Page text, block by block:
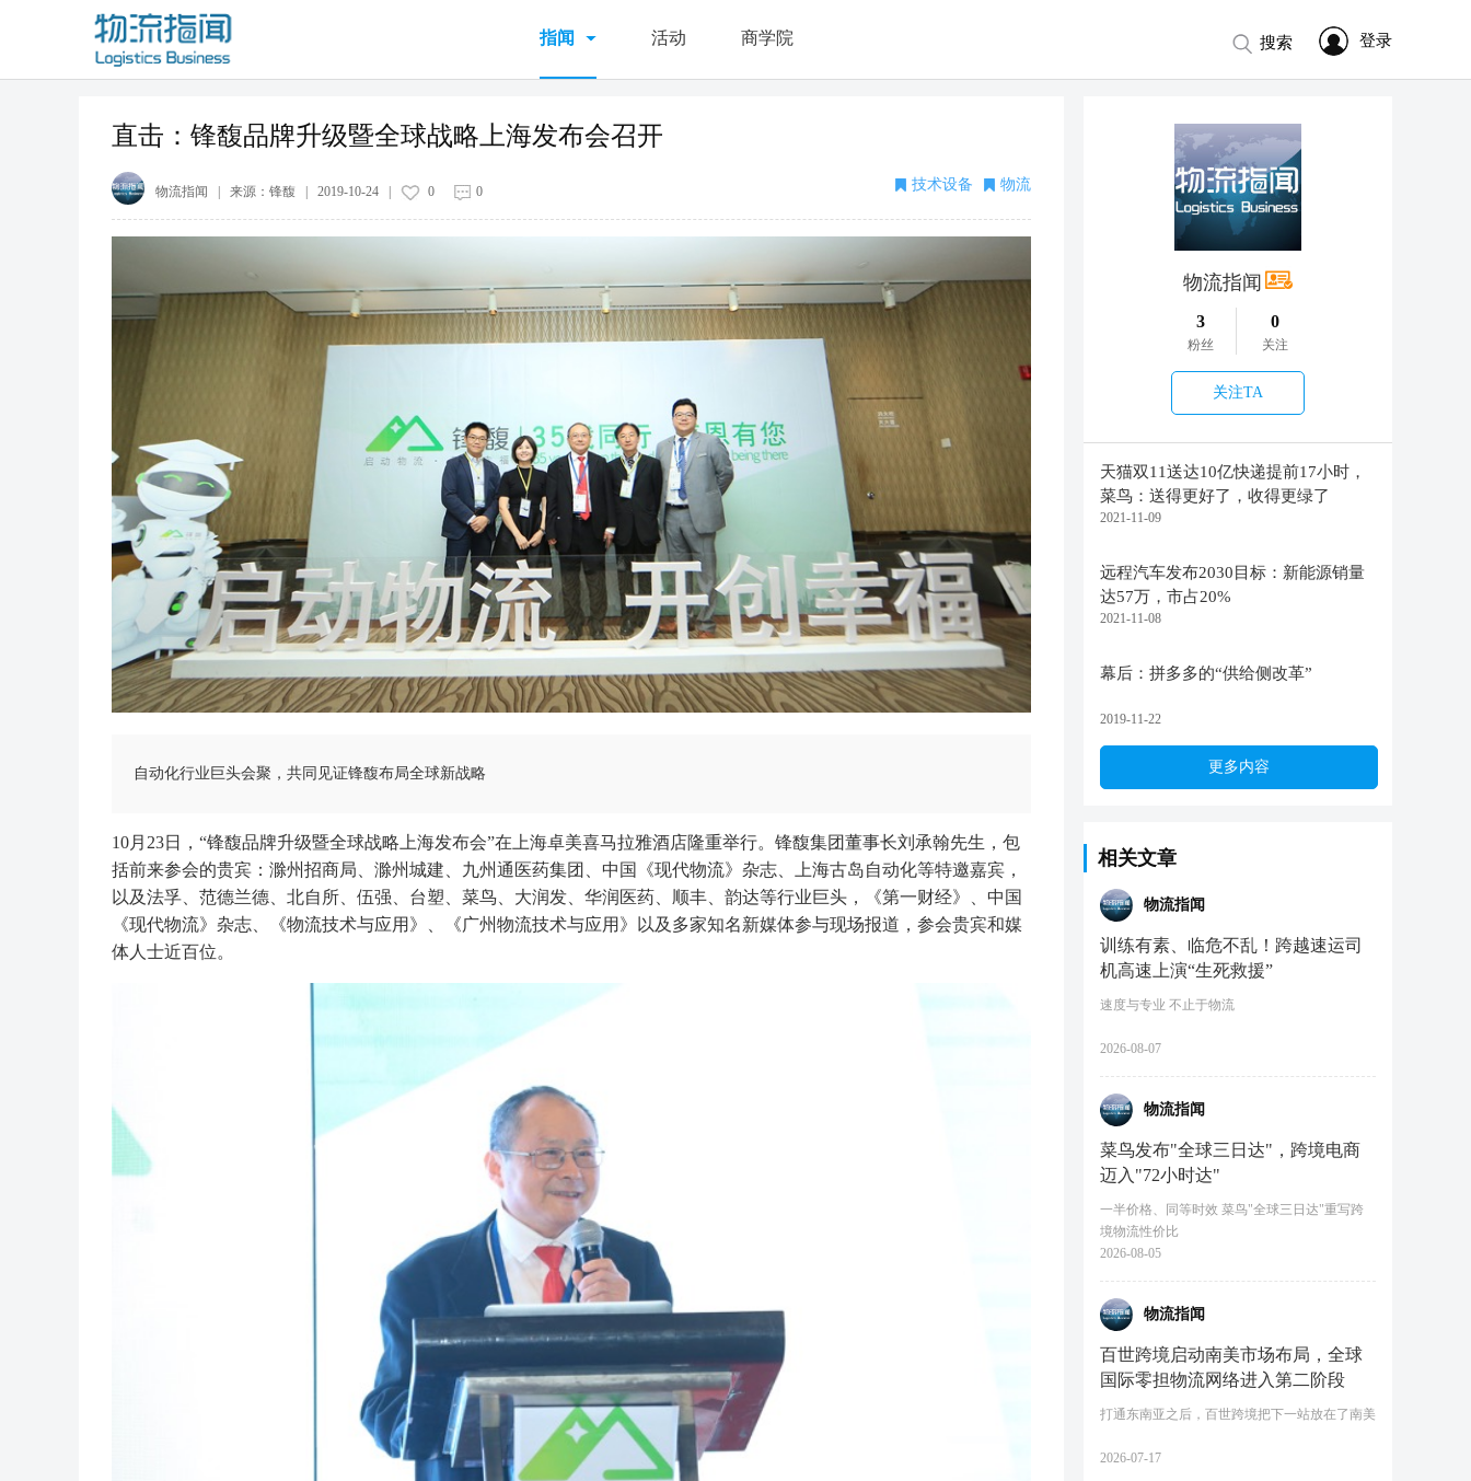
指闻 活动 商学院 登录
搜索
物流指闻
3
粉丝
0
关注
关注TA
天猫双11送达10亿快递提前17小时，
菜鸟：送得更好了，收得更绿了
2021-11-09
远程汽车发布2030目标：新能源销量
达57万，市占20%
2021-11-08
幕后：拼多多的“供给侧改革”
2019-11-22
更多内容
相关文章
物流指闻
训练有素、临危不乱！跨越速运司
机高速上演“生死救援”
速度与专业 不止于物流
2026-08-07
物流指闻
菜鸟发布"全球三日达"，跨境电商
迈入"72小时达"
一半价格、同等时效 菜鸟"全球三日达"重写跨
境物流性价比
2026-08-05
物流指闻
百世跨境启动南美市场布局，全球
国际零担物流网络进入第二阶段
打通东南亚之后，百世跨境把下一站放在了南美
2026-07-17
直击：锋馥品牌升级暨全球战略上海发布会召开
物流指闻 | 来源： 锋馥 2019-10-24 0 0 技术设备 物流
自动化行业巨头会聚，共同见证锋馥布局全球新战略
10月23日，“锋馥品牌升级暨全球战略上海发布会”在上海卓美喜马拉雅酒店隆重举行。锋馥集团董事长刘承翰先生，包
括前来参会的贵宾：滁州招商局、滁州城建、九州通医药集团、中国《现代物流》杂志、上海古岛自动化等特邀嘉宾，
以及法孚、范德兰德、北自所、伍强、台塑、菜鸟、大润发、华润医药、顺丰、韵达等行业巨头，《第一财经》、中国
《现代物流》杂志、《物流技术与应用》、《广州物流技术与应用》以及多家知名新媒体参与现场报道，参会贵宾和媒
体人士近百位。